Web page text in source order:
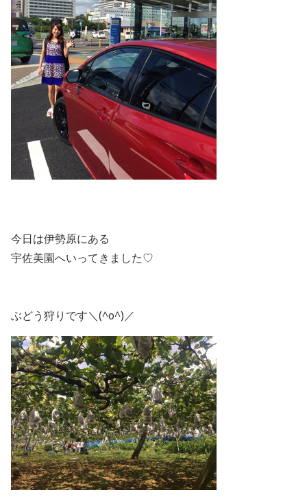
今日は伊勢原にある
宇佐美園へいってきました♡
ぶどう狩りです＼(^o^)／